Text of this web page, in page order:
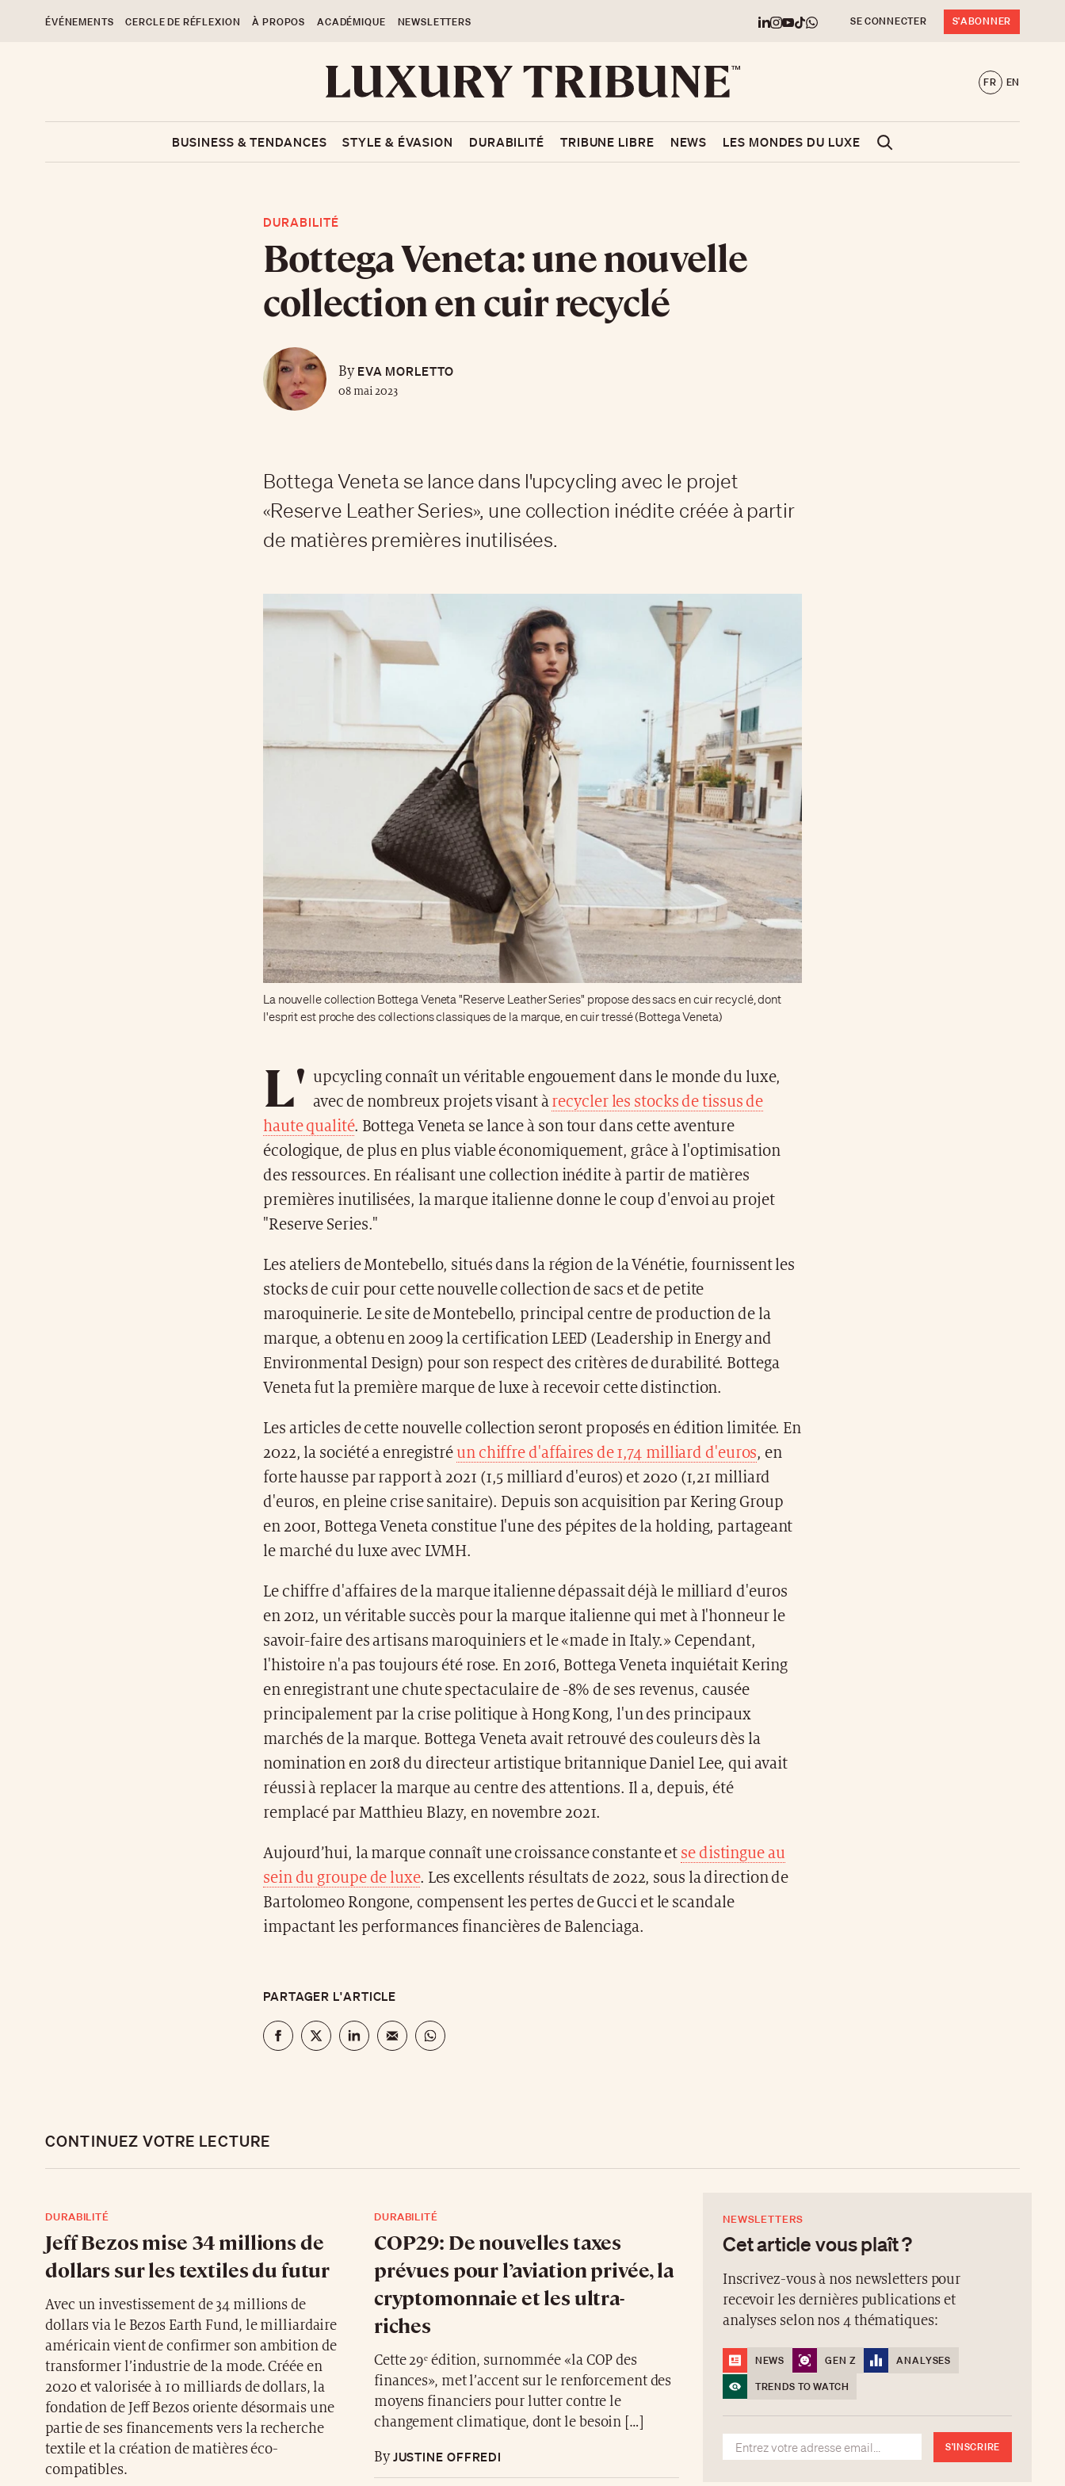
ÉVÉNEMENTS CERCLE DE RÉFLEXION À PROPOS ACADÉMIQUE NEWSLETTERS SE CONNECTER S'ABONNER
FR EN
BUSINESS & TENDANCES STYLE & ÉVASION DURABILITÉ TRIBUNE LIBRE NEWS LES MONDES DU LUXE
DURABILITÉ
Bottega Veneta: une nouvelle
collection en cuir recyclé
ByEVA MORLETTO
08 mai 2023
Bottega Veneta se lance dans l'upcycling avec le projet
«Reserve Leather Series», une collection inédite créée à partir
de matières premières inutilisées.
La nouvelle collection Bottega Veneta "Reserve Leather Series" propose des sacs en cuir recyclé, dont
l'esprit est proche des collections classiques de la marque, en cuir tressé (Bottega Veneta)
L' upcycling connaît un véritable engouement dans le monde du luxe,
avec de nombreux projets visant àrecycler les stocks de tissus de
haute qualité. Bottega Veneta se lance à son tour dans cette aventure
écologique, de plus en plus viable économiquement, grâce à l'optimisation
des ressources. En réalisant une collection inédite à partir de matières
premières inutilisées, la marque italienne donne le coup d'envoi au projet
"Reserve Series."
Les ateliers de Montebello, situés dans la région de la Vénétie, fournissent les
stocks de cuir pour cette nouvelle collection de sacs et de petite
maroquinerie. Le site de Montebello, principal centre de production de la
marque, a obtenu en 2009 la certification LEED (Leadership in Energy and
Environmental Design) pour son respect des critères de durabilité. Bottega
Veneta fut la première marque de luxe à recevoir cette distinction.
Les articles de cette nouvelle collection seront proposés en édition limitée. En
2022, la société a enregistré un chiffre d'affaires de 1,74 milliard d'euros, en
forte hausse par rapport à 2021 (1,5 milliard d'euros) et 2020 (1,21 milliard
d'euros, en pleine crise sanitaire). Depuis son acquisition par Kering Group
en 2001, Bottega Veneta constitue l'une des pépites de la holding, partageant
le marché du luxe avec LVMH.
Le chiffre d'affaires de la marque italienne dépassait déjà le milliard d'euros
en 2012, un véritable succès pour la marque italienne qui met à l'honneur le
savoir-faire des artisans maroquiniers et le «made in Italy.» Cependant,
l'histoire n'a pas toujours été rose. En 2016, Bottega Veneta inquiétait Kering
en enregistrant une chute spectaculaire de -8% de ses revenus, causée
principalement par la crise politique à Hong Kong, l'un des principaux
marchés de la marque. Bottega Veneta avait retrouvé des couleurs dès la
nomination en 2018 du directeur artistique britannique Daniel Lee, qui avait
réussi à replacer la marque au centre des attentions. Il a, depuis, été
remplacé par Matthieu Blazy, en novembre 2021.
Aujourd’hui, la marque connaît une croissance constante et se distingue au
sein du groupe de luxe. Les excellents résultats de 2022, sous la direction de
Bartolomeo Rongone, compensent les pertes de Gucci et le scandale
impactant les performances financières de Balenciaga.
PARTAGER L'ARTICLE
CONTINUEZ VOTRE LECTURE
DURABILITÉ
Jeff Bezos mise 34 millions de
dollars sur les textiles du futur
Avec un investissement de 34 millions de
dollars via le Bezos Earth Fund, le milliardaire
américain vient de confirmer son ambition de
transformer l’industrie de la mode. Créée en
2020 et valorisée à 10 milliards de dollars, la
fondation de Jeff Bezos oriente désormais une
partie de ses financements vers la recherche
textile et la création de matières éco-
compatibles.
DURABILITÉ
COP29: De nouvelles taxes
prévues pour l’aviation privée, la
cryptomonnaie et les ultra-
riches
Cette 29ᵉ édition, surnommée «la COP des
finances», met l’accent sur le renforcement des
moyens financiers pour lutter contre le
changement climatique, dont le besoin […]
ByJUSTINE OFFREDI
NEWSLETTERS
Cet article vous plaît ?
Inscrivez-vous à nos newsletters pour
recevoir les dernières publications et
analyses selon nos 4 thématiques:
NEWS GEN Z
ANALYSES
TRENDS TO WATCH
S'INSCRIRE